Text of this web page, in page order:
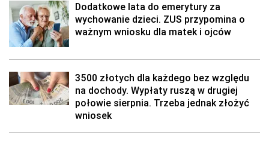
Dodatkowe lata do emerytury za
wychowanie dzieci. ZUS przypomina o
ważnym wniosku dla matek i ojców
3500 złotych dla każdego bez względu
na dochody. Wypłaty ruszą w drugiej
połowie sierpnia. Trzeba jednak złożyć
wniosek